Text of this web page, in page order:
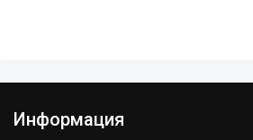
Информация